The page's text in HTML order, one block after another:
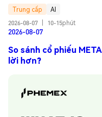
Trung cấp
AI
2026-08-07
10-15phút
2026-08-07
So sánh cổ phiếu
lời hơn?